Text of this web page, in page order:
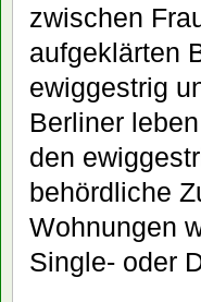
zwischen
aufgeklärten
ewiggestrig
Berliner
den
behördliche
Wohnungen
Single- oder